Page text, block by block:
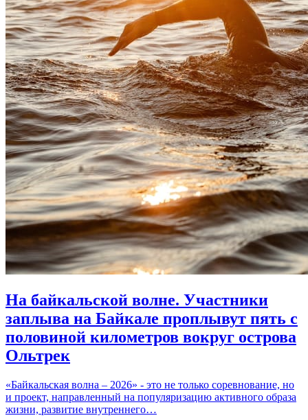
На байкальской волне. Участники
заплыва на Байкале проплывут пять с
половиной километров вокруг острова
Ольтрек
«Байкальская волна – 2026» - это не только соревнование, но
и проект, направленный на популяризацию активного образа
жизни, развитие внутреннего…